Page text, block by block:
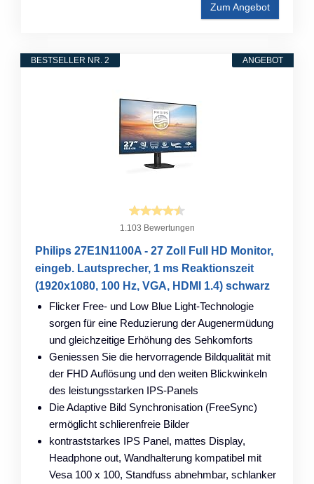
Zum Angebot
ANGEBOT
BESTSELLER NR. 2
1.103 Bewertungen
Philips 27E1N1100A - 27 Zoll Full HD Monitor,
eingeb. Lautsprecher, 1 ms Reaktionszeit
(1920x1080, 100 Hz, VGA, HDMI 1.4) schwarz
Flicker Free- und Low Blue Light-Technologie
sorgen für eine Reduzierung der Augenermüdung
und gleichzeitige Erhöhung des Sehkomforts
Geniessen Sie die hervorragende Bildqualität mit
der FHD Auflösung und den weiten Blickwinkeln
des leistungsstarken IPS-Panels
Die Adaptive Bild Synchronisation (FreeSync)
ermöglicht schlierenfreie Bilder
kontraststarkes IPS Panel, mattes Display,
Headphone out, Wandhalterung kompatibel mit
Vesa 100 x 100, Standfuss abnehmbar, schlanker